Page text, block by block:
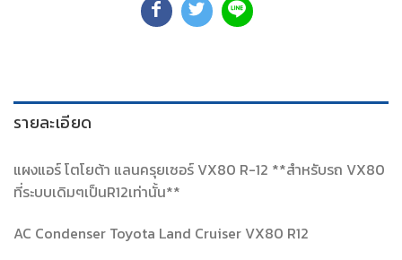
รายละเอียด
แผงแอร์ โตโยต้า แลนครุยเซอร์ VX80 R-12 **สำหรับรถ VX80
ที่ระบบเดิมๆเป็นR12เท่านั้น**
AC Condenser Toyota Land Cruiser VX80 R12